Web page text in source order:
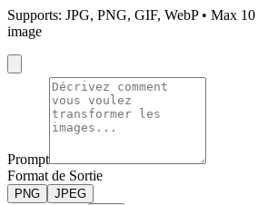
Supports: JPG, PNG, GIF, WebP • Max 10
image
Prompt
Format de Sortie
PNG JPEG